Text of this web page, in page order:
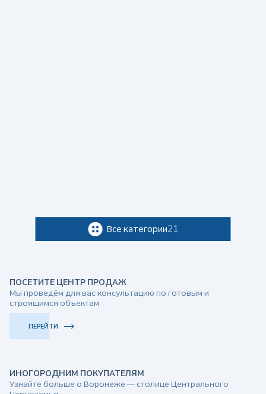
Все категории21
П
о
л
ь
ПОСЕТИТЕ ЦЕНТР ПРОДАЖ
Мы проведём для вас консультацию по готовым и
строящимся объектам
ПЕРЕЙТИ
ИНОГОРОДНИМ ПОКУПАТЕЛЯМ
Узнайте больше о Воронеже — столице Центрального